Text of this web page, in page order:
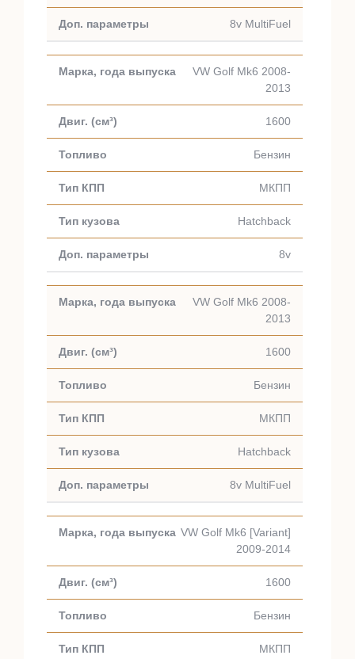
8v MultiFuel
VW Golf Mk6 2008-
2013
1600
Бензин
МКПП
Hatchback
8v
VW Golf Mk6 2008-
2013
1600
Бензин
МКПП
Hatchback
8v MultiFuel
VW Golf Mk6 [Variant]
2009-2014
1600
Бензин
МКПП